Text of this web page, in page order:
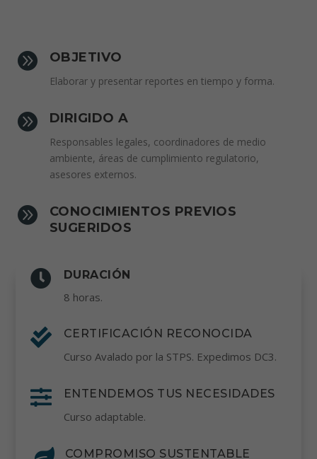
 OBJETIVO
Elaborar y presentar reportes en tiempo y forma.
 DIRIGIDO A
Responsables legales, coordinadores de medio
ambiente, áreas de cumplimiento regulatorio,
asesores externos.

CONOCIMIENTOS PREVIOS
SUGERIDOS
 DURACIÓN
8 horas.
 CERTIFICACIÓN RECONOCIDA
Curso Avalado por la STPS. Expedimos DC3.
 ENTENDEMOS TUS NECESIDADES
Curso adaptable.
COMPROMISO SUSTENTABLE